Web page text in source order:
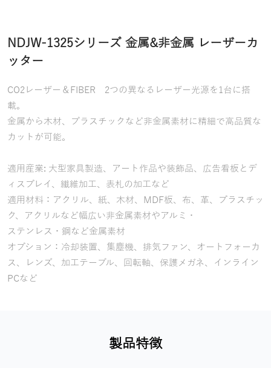
NDJW-1325シリーズ 金属&非金属 レーザーカ
ッター
CO2レーザー＆FIBER 2つの異なるレーザー光源を1台に搭
載。
金属から木材、プラスチックなど非金属素材に精細で高品質な
カットが可能。
適用産業: 大型家具製造、アート作品や装飾品、広告看板とデ
ィスプレイ、繊維加工、表札の加工など
適用材料：アクリル、紙、木材、MDF板、布、革、プラスチッ
ク、アクリルなど幅広い非金属素材やアルミ・
ステンレス・鋼など金属素材
オプション：冷却装置、集塵機、排気ファン、オートフォーカ
ス、レンズ、加工テーブル、回転軸、保護メガネ、インライン
PCなど
製品特徴